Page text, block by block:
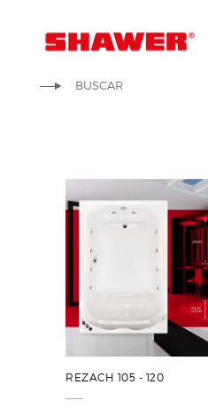
REZACH 105 - 120